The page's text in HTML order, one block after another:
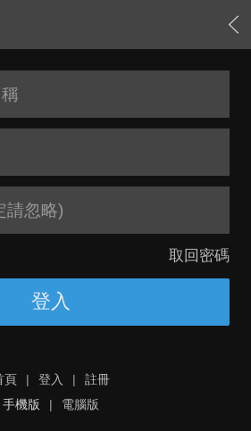
請忽略)
取回密碼
登入
頁 | 登入 |
註冊
手機版
| 電腦版